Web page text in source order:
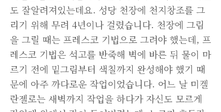
도 잘알려져있는데요. 성당 천장에 천지창조를 그
리기 위해 무려 4년이나 걸렸습니다. 천장에 그림
을 그릴 때는 프레스코 기법으로 그려야 했는데, 프
레스코 기법은 석고를 반죽해 벽에 바른 뒤 물이 마
르기 전에 밑그림부터 색칠까지 완성해야 했기 때
문에 아주 까다로운 작업이었습니다. 어느 날 미켈
란젤로는 새벽까지 작업을 하다가 자신도 모르게